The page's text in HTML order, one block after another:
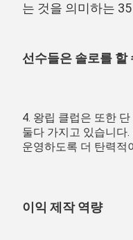
는 것을 의미하는
선수들은 솔로를 할
4. 왕립 클럽은 또한
둘다 가지고 있습니다
운영하도록 더 탄력적
이익 제작 역량